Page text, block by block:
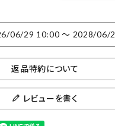
06/29 10:00〜 2028/06/
返品特約について
レビューを書く